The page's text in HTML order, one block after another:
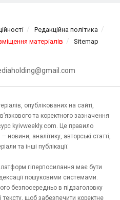
Редакційна політика
матеріалів Sitemap
опублікованих на сайті,
та коректного зазначення
kyivweekly.com. Це правило
новини, аналітику, авторські статті,
та інші публікації.
гіперпосилання має бути
пошуковими системами.
безпосередньо в підзаголовку
щоб забезпечити коректне